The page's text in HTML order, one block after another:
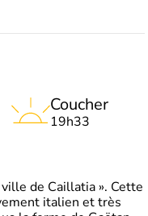
Coucher
19h33
de Caillatia ». Cette
italien et très